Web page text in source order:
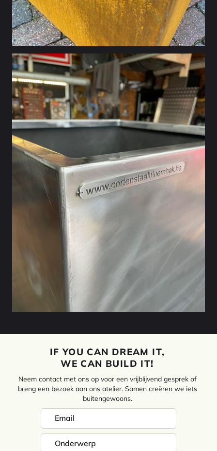
IF YOU CAN DREAM IT,
WE CAN BUILD IT!
Neem contact met ons op voor een vrijblijvend gesprek of
breng een bezoek aan ons atelier. Samen creëren we iets
buitengewoons.